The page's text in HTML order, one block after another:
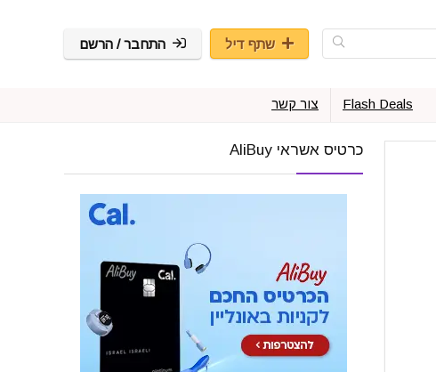
שתף דיל התחבר / הרשם
Flash Deals צור קשר
כרטיס אשראי AliBuy